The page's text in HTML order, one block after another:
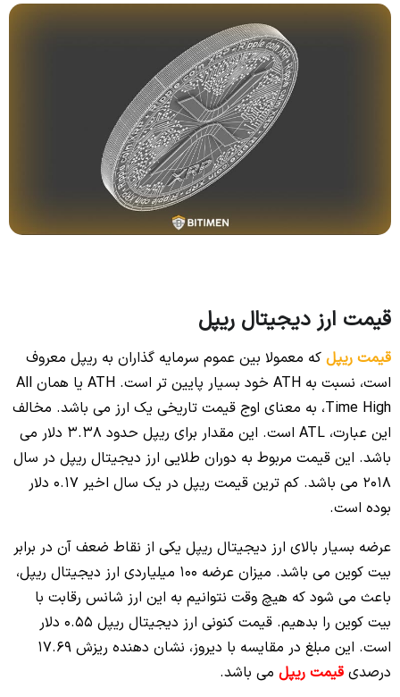
قیمت ارز دیجیتال ریپل
قیمت ریپل که معمولا بین عموم سرمایه گذاران به ریپل معروف
است، نسبت به ATH خود بسیار پایین تر است. ATH یا همان All
Time High، به معنای اوج قیمت تاریخی یک ارز می باشد. مخالف
این عبارت، ATL است. این مقدار برای ریپل حدود 3.38 دلار می
باشد. این قیمت مربوط به دوران طلایی ارز دیجیتال ریپل در سال
2018 می باشد. کم ترین قیمت ریپل در یک سال اخیر 0.17 دلار
بوده است.
عرضه بسیار بالای ارز دیجیتال ریپل یکی از نقاط ضعف آن در برابر
بیت کوین می باشد. میزان عرضه 100 میلیاردی ارز دیجیتال ریپل،
باعث می شود که هیچ وقت نتوانیم به این ارز شانس رقابت با
بیت کوین را بدهیم. قیمت کنونی ارز دیجیتال ریپل 0.55 دلار
است. این مبلغ در مقایسه با دیروز، نشان دهنده ریزش 17.69
درصدی قیمت ریپل می باشد.